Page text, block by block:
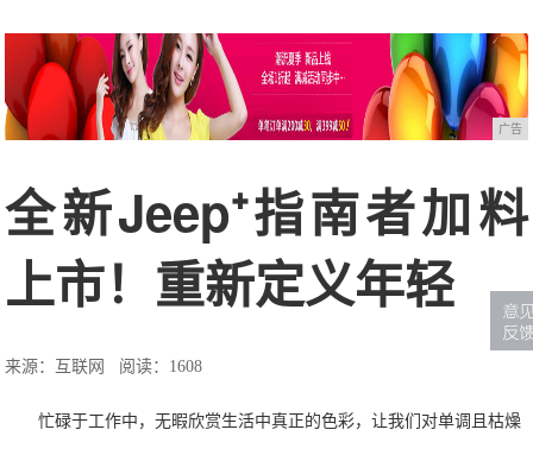
广告
全新Jeep⁺指南者加料
上市！重新定义年轻
来源：互联网 阅读：1608
忙碌于工作中，无暇欣赏生活中真正的色彩，让我们对单调且枯燥